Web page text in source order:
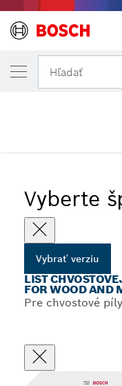
Hľadať
Vyberte
Vybrať verziu
LIST
FOR WOOD AND
Pre chvostové píly
VYBRANÁ VERZIA
List
Metal